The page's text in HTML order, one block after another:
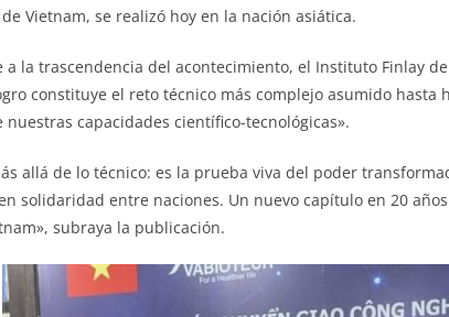
Vietnam, se realizó hoy en la nación asiática.
a la trascendencia del acontecimiento, el Instituto Finlay
constituye el reto técnico más complejo asumido hasta
nuestras capacidades científico-tecnológicas».
allá de lo técnico: es la prueba viva del poder
solidaridad entre naciones. Un nuevo capítulo en 20
subraya la publicación.